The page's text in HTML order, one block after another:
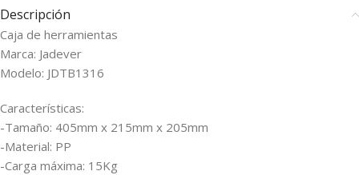
Descripción
Caja de herramientas
Marca: Jadever
Modelo: JDTB1316
Características:
-Tamaño: 405mm x 215mm x 205mm
-Material: PP
-Carga máxima: 15Kg